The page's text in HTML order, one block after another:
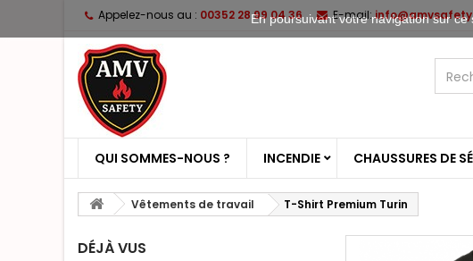
Appelez-nous au : 00352 28 99 04 36 E-mail:
QUI SOMMES-NOUS ? INCENDIE CHAUSSURES DE
Vêtements de travail T-Shirt Premium Turin
DÉJÀ VUS
En poursuivant votre navigation sur ce